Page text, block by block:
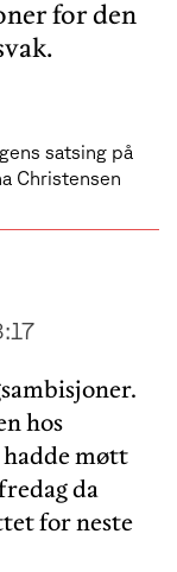
for den
satsing på
Christensen
hos
møtt
da
for neste